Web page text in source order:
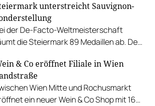
unterstreicht Sauvignon-
der De-Facto-Weltmeisterschaft
die Steiermark 89 Medaillen ab. Der
Chile.
& Co eröffnet Filiale in Wien
Wien Mitte und Rochusmarkt
ein neuer Wein & Co Shop mit 160